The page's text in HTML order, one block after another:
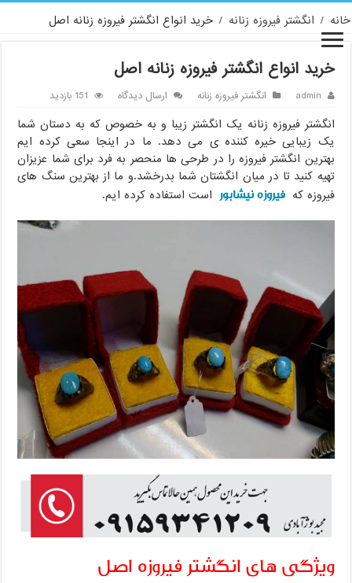
خانه / انگشتر فیروزه زنانه / خرید انواع انگشتر فیروزه زنانه اصل
خرید انواع انگشتر فیروزه زنانه اصل
admin انگشتر فیروزه زنانه ارسال دیدگاه 151 بازدید
انگشتر فیروزه زنانه یک انگشتر زیبا و به خصوص که به دستان شما
یک زیبایی خیره کننده ی می دهد. ما در اینجا سعی کرده ایم
بهترین انگشتر فیروزه را در طرحی ها منحصر به فرد برای شما عزیزان
تهیه کنید تا در میان انگشتان شما بدرخشد.و ما از بهترین سنگ های
فیروزه که فیروزه نیشابور است استفاده کرده ایم.
ویژگی های انگشتر فیروزه اصل